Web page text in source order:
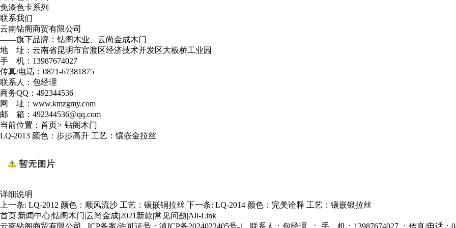
免漆色卡系列
联系我们
云南钻阁商贸有限公司
——旗下品牌：钻阁木业、云尚金成木门
地 址：云南省昆明市官渡区经济技术开发区大板桥工业园
手 机：13987674027
传真/电话：0871-67381875
联系人：包经理
商务QQ：492344536
网 址：www.kmzgmy.com
邮 箱：492344536@qq.com
当前位置： 首页> 钻阁木门
LQ-2013 颜色：步步高升 工艺：镶嵌金拉丝
详细说明
上一条: LQ-2012 颜色：顺风流沙 工艺：镶嵌铜拉丝 下一条: LQ-2014 颜色：完美诠释 工艺：镶嵌银拉丝
首页|新闻中心|钻阁木门|云尚金成|2021新款|常见问题|All-Link
云南钻阁商贸有限公司 ICP备案/许可证号： 滇ICP备2024022405号-1 联系人：包经理 ； 手 机：13987674027 ； 传真/电话：